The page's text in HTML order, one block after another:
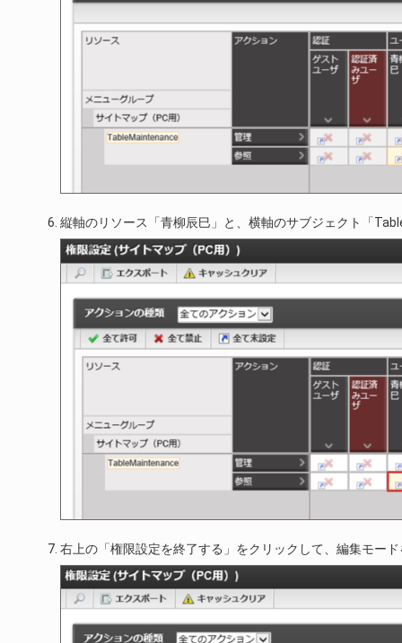
縦軸のリソース「青柳辰巳」と、横軸のサブジェクト「
右上の「権限設定を終了する」をクリックして、編集モー